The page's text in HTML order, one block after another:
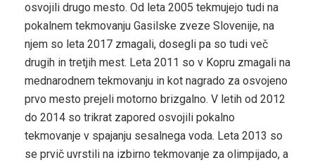
osvojili drugo mesto. Od leta 2005 tekmujejo tudi na
pokalnem tekmovanju Gasilske zveze Slovenije, na
njem so leta 2017 zmagali, dosegli pa so tudi več
drugih in tretjih mest. Leta 2011 so v Kopru zmagali na
mednarodnem tekmovanju in kot nagrado za osvojeno
prvo mesto prejeli motorno brizgalno. V letih od 2012
do 2014 so trikrat zapored osvojili pokalno
tekmovanje v spajanju sesalnega voda. Leta 2013 so
se prvič uvrstili na izbirno tekmovanje za olimpijado, a